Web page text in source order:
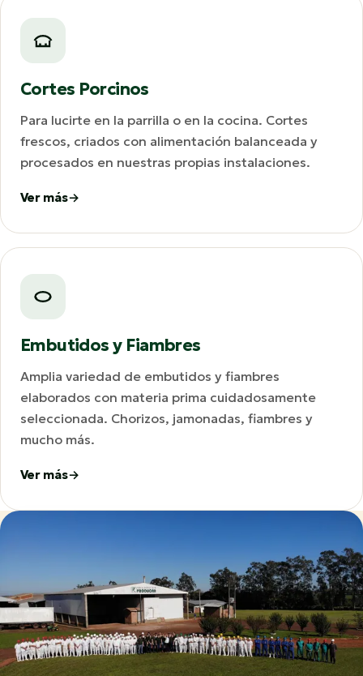
Cortes Porcinos
Para lucirte en la parrilla o en la cocina. Cortes
frescos, criados con alimentación balanceada y
procesados en nuestras propias instalaciones.
Ver más
Embutidos y Fiambres
Amplia variedad de embutidos y fiambres
elaborados con materia prima cuidadosamente
seleccionada. Chorizos, jamonadas, fiambres y
mucho más.
Ver más